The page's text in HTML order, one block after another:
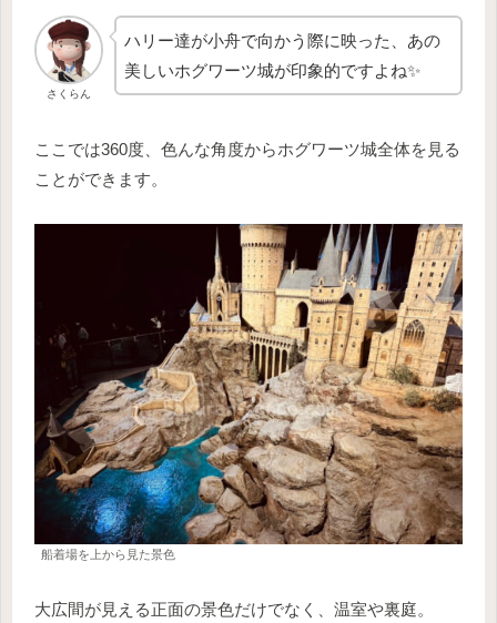
さくらん
ハリー達が小舟で向かう際に映った、あの
美しいホグワーツ城が印象的ですよね✨
ここでは360度、色んな角度からホグワーツ城全体を見る
ことができます。
船着場を上から見た景色
大広間が見える正面の景色だけでなく、温室や裏庭。